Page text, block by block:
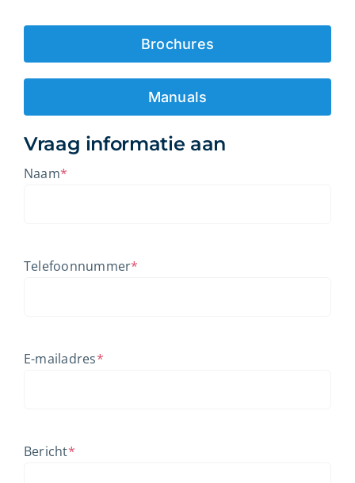
Brochures
Manuals
Vraag informatie aan
Naam*
Telefoonnummer*
E-mailadres*
Bericht*